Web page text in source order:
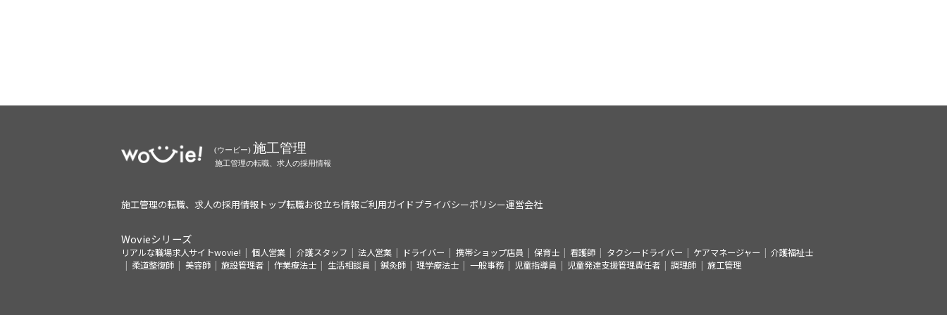
施工管理の転職、求人の採用情報トップ転職お役立ち情報ご利用ガイドプライバシーポリシー運営会社
Wovieシリーズ
リアルな職場求人サイトwovie! 個人営業 介護スタッフ 法人営業 ドライバー 携帯ショップ店員 保育士 看護師 タクシードライバー ケアマネージャー
介護福祉士
柔道整復師
美容師 施設管理者 作業療法士 生活相談員 鍼灸師 理学療法士 一般事務 児童指導員 児童発達支援管理責任者 調理師 施工管理